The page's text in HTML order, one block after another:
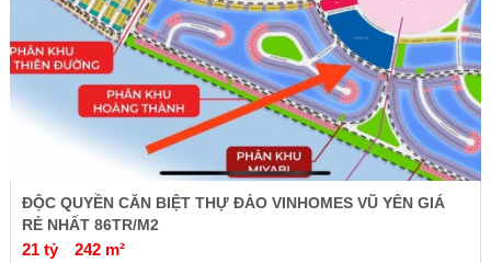
ĐỘC QUYỀN CĂN BIỆT THỰ ĐẢO VINHOMES VŨ YÊN GIÁ
RẺ NHẤT 86TR/M2
21 tỷ 242 m²